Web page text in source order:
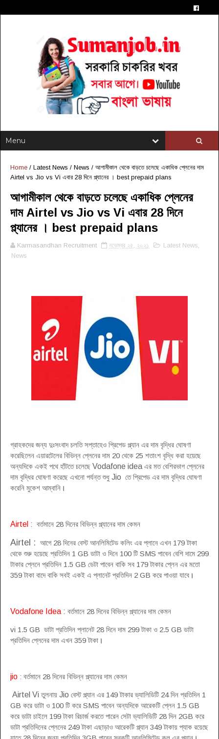
Home / Latest News / News / আগামীকাল থেকে বাড়তে চলেছে একাধিক প্লেনের দাম
Airtel vs Jio vs Vi এবার 28 দিনে প্ল্যানের । best prepaid plans
আগামীকাল থেকে বাড়তে চলেছে একাধিক প্লেনের
দাম Airtel vs Jio vs Vi এবার 28 দিনে
প্ল্যানের । best prepaid plans
Karmasandhan Recruitment নভেম্বর ২৫, ২০২১ Latest News
News
গ্রাহকদের জন্য দুঃসংবাদ চলতি সপ্তাহেও প্রিপেড প্ল্যান এর দাম বৃদ্ধির ঘোষণা
করেছিলেন এয়ারটেলের বিভিন্ন প্লেনের দাম 20 থেকে 25 শতাংশ বৃদ্ধি করা হয়েছে
অন্যদিকে একই পথে হাঁটতে চলেছে Vodafone idea এর মত বেশিরভাগ প্লেনের
দাম বৃদ্ধির ঘোষণা করেছে এখনো পর্যন্ত শুধু Jio তে প্রিপেড এর দাম বৃদ্ধির ঘোষণা
করেনি মুকেশ আম্বানি ।
Airtel : বর্তমানে 28 দিনের বিভিন্ন প্ল্যানের দাম কেমন
Airtel : আগে 28 দিনের বেস্ট আনলিমিটেড কলিং এর প্লানে এখন 179 টাকা
থেকে শুরু হয়েছে প্রতিদিন 1 GB ডাটা ও দিনে 100 টি SMS পাবেন বেশি দামে 299
টাকার প্লেনে প্রতিদিন 1.5 GB ডেটা পাবেন বাকি সব 179 টাকার প্লেন এর মতো
359 টাকা বাদে বাকি সবই একই এ প্লানেট প্রতিদিন 2 GB করে পাওয়া যাবে ।
Vodafone Idea : বর্তমানে 28 দিনের বিভিন্ন প্ল্যানের দাম কেমন
vi 1.5 GB ডাটা প্রতিদিন প্লানেট 28 দিনে দাম 299 টাকা ও 2.5 GB ডাটা
প্রতিদিন প্লেনের দাম এখন 359 টাকা ।
jio : বর্তমানে 28 দিনের বিভিন্ন প্ল্যানের দাম কেমন
Airtel Viতুলনায় Jio বেস্ট প্ল্যান এর 149 টাকার ভ্যালিডিটি 24 দিন প্রতিদিন 1
GB করে ডাটা ও 100 টি করে SMS পাবেন অন্যদিকে আরেকটি প্লেন 1.5 GB
করে ডাটা চাইলে 199 টাকা রিচার্জ করতে পারেন সেটা ভ্যালিডিটি 28 দিন 2GB করে
ডাটা প্রতিদিনের প্লেনের 249 টাকা এছাড়াও আরেকটি প্ল্যান 349 টাকায় প্যাক রয়েছে